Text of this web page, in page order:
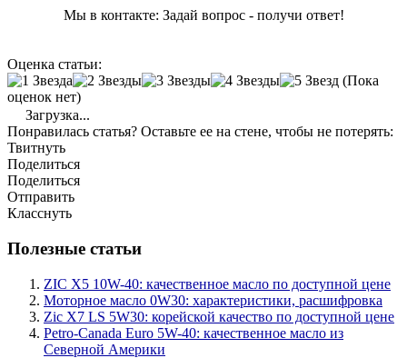
Мы в контакте: Задай вопрос - получи ответ!
Оценка статьи:
(Пока
оценок нет)
Загрузка...
Понравилась статья? Оставьте ее на стене, чтобы не потерять:
Твитнуть
Поделиться
Поделиться
Отправить
Класснуть
Полезные статьи
ZIC X5 10W-40: качественное масло по доступной цене
Моторное масло 0W30: характеристики, расшифровка
Zic X7 LS 5W30: корейской качество по доступной цене
Petro-Canada Euro 5W-40: качественное масло из
Северной Америки